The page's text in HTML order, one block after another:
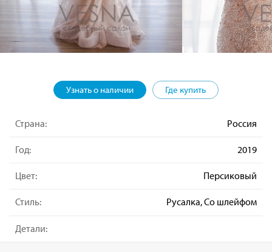
Узнать о наличии Где купить
Страна: Россия
Год: 2019
Цвет: Персиковый
Стиль: Русалка, Со шлейфом
Детали: